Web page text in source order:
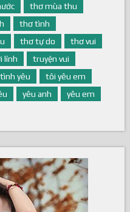
thơ mùa thu
thơ tình
thơ tự do
thơ vui
lính
truyện vui
tình yêu
tôi yêu em
yêu anh
yêu em